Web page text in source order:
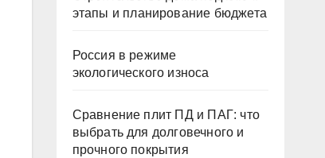
этапы и планирование бюджета
Россия в режиме
экологического износа
Сравнение плит ПД и ПАГ: что
выбрать для долговечного и
прочного покрытия